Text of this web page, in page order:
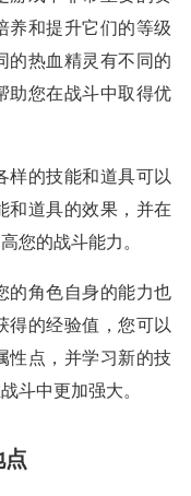
养和提升它们的等级
的热血精灵有不同的
助您在战斗中取得优
样的技能和道具可以
和道具的效果，并在
您的战斗能力。
的角色自身的能力也
得的经验值，您可以
性点，并学习新的技
斗中更加强大。
点